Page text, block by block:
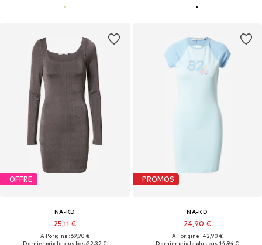
OFFRE
NA-KD
25,11 €
À l'origine : 69,90 €
Dernier prix le plus bas :22,32 €
PROMOS
NA-KD
24,90 €
À l'origine : 42,90 €
Dernier prix le plus bas :14,94 €